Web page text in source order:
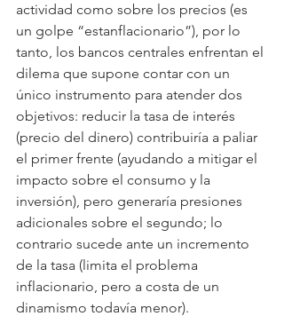
actividad como sobre los precios (es
un golpe “estanflacionario”), por lo
tanto, los bancos centrales enfrentan el
dilema que supone contar con un
único instrumento para atender dos
objetivos: reducir la tasa de interés
(precio del dinero) contribuiría a paliar
el primer frente (ayudando a mitigar el
impacto sobre el consumo y la
inversión), pero generaría presiones
adicionales sobre el segundo; lo
contrario sucede ante un incremento
de la tasa (limita el problema
inflacionario, pero a costa de un
dinamismo todavía menor).